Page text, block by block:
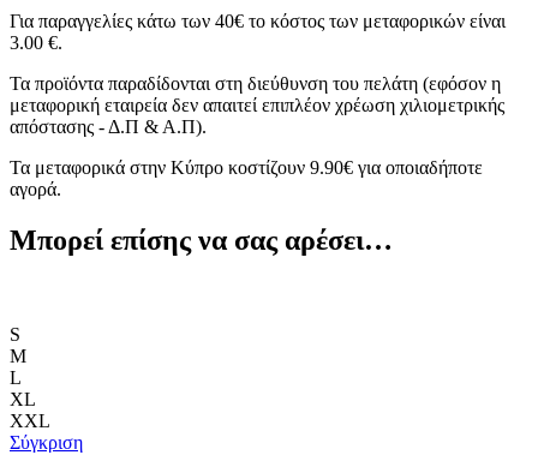
Για παραγγελίες κάτω των 40€ το κόστος των μεταφορικών είναι
3.00 €.
Τα προϊόντα παραδίδονται στη διεύθυνση του πελάτη (εφόσον η
μεταφορική εταιρεία δεν απαιτεί επιπλέον χρέωση χιλιομετρικής
απόστασης - Δ.Π & Α.Π).
Τα μεταφορικά στην Κύπρο κοστίζουν 9.90€ για οποιαδήποτε
αγορά.
Μπορεί επίσης να σας αρέσει…
S
M
L
XL
XXL
Σύγκριση